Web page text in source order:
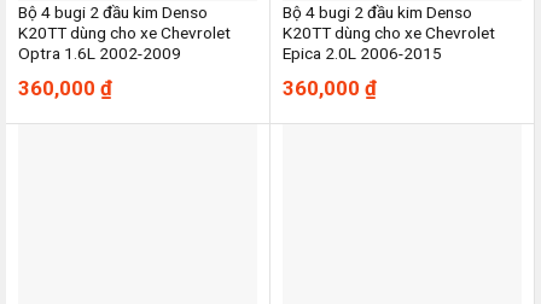
Bộ 4 bugi 2 đầu kim Denso
K20TT dùng cho xe Chevrolet
Optra 1.6L 2002-2009
360,000 ₫
Bộ 4 bugi 2 đầu kim Denso
K20TT dùng cho xe Chevrolet
Epica 2.0L 2006-2015
360,000 ₫